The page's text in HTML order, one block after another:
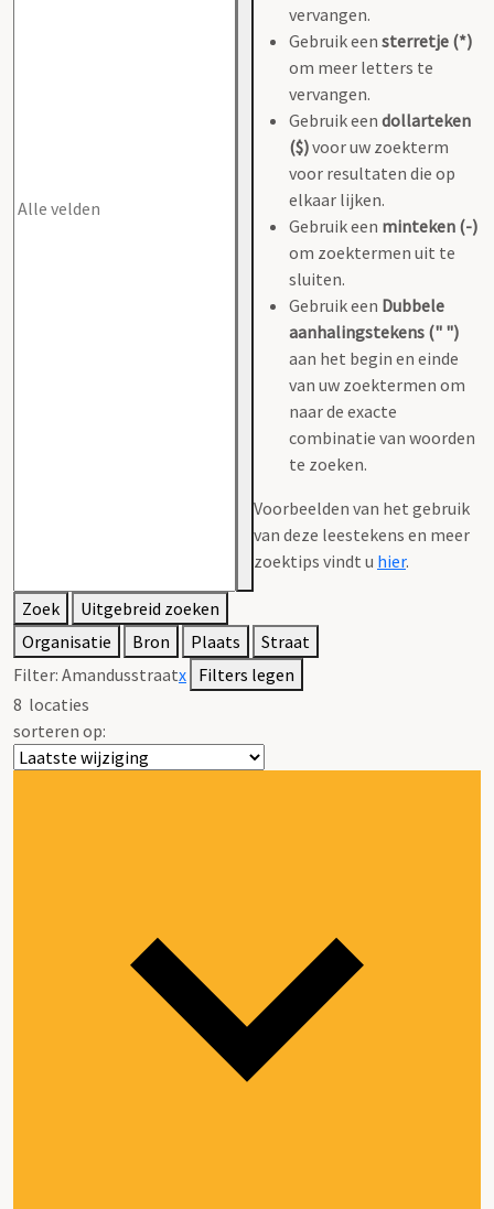
vervangen.
Gebruik een sterretje (*)
om meer letters te
vervangen.
Gebruik een dollarteken
($)voor uw zoekterm
voor resultaten die op
elkaar lijken.
Gebruik een minteken (-)
om zoektermen uit te
sluiten.
Gebruik een Dubbele
aanhalingstekens (" ")
aan het begin en einde
van uw zoektermen om
naar de exacte
combinatie van woorden
te zoeken.
Voorbeelden van het gebruik
van deze leestekens en meer
zoektips vindt u hier.
Zoek
Uitgebreid zoeken
Organisatie
Bron Plaats
Straat
Filter: Amandusstraatx Filters legen
8 locaties
sorteren op: